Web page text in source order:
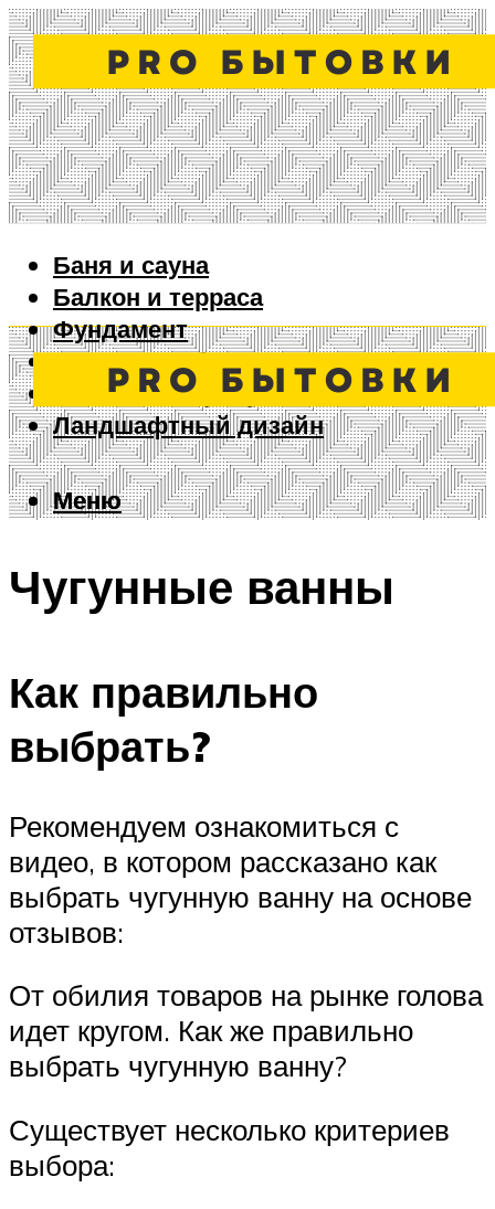
Баня и сауна
Балкон и терраса
Фундамент
Ворота и забор
Дизайн интерьера
Ландшафтный дизайн
Меню
Меню
Чугунные ванны
Как правильно
выбрать?
Рекомендуем ознакомиться с
видео, в котором рассказано как
выбрать чугунную ванну на основе
отзывов:
От обилия товаров на рынке голова
идет кругом. Как же правильно
выбрать чугунную ванну?
Существует несколько критериев
выбора: